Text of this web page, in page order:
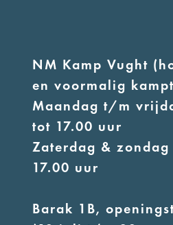
NM Kamp Vught
en voormalig
Maandag t/m
tot 17.00 uur
Zaterdag &
17.00 uur
Barak 1B,